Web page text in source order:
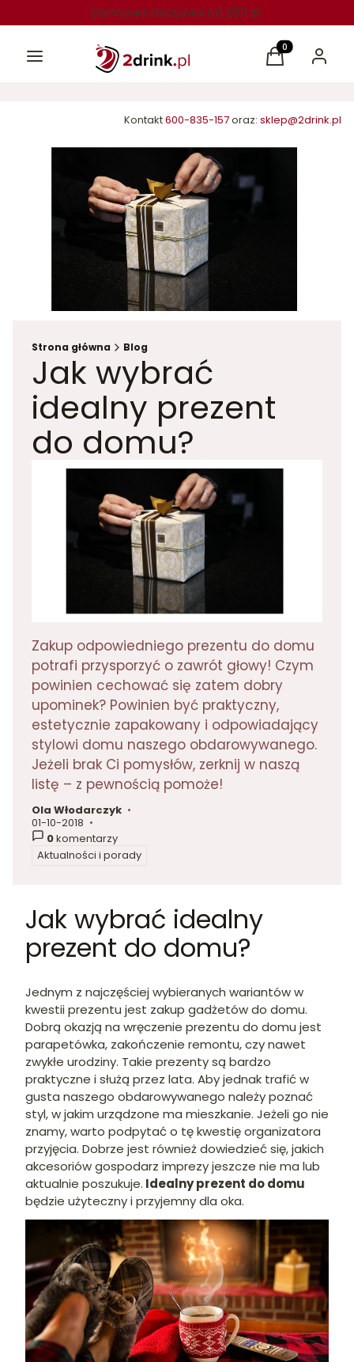
Darmowa dostawa od 250 zł
Menu Produkty w
Koszyk Zaloguj
Kontakt600-835-157oraz: sklep@2drink.pl
Strona główna Blog
Jak wybrać
idealny prezent
do domu?
Zakup odpowiedniego prezentu do domu
potrafi przysporzyć o zawrót głowy! Czym
powinien cechować się zatem dobry
upominek? Powinien być praktyczny,
estetycznie zapakowany i odpowiadający
stylowi domu naszego obdarowywanego.
Jeżeli brak Ci pomysłów, zerknij w naszą
listę – z pewnością pomoże!
autor:
Ola Włodarczyk
dodano:
01-10-2018
0komentarzy
w kategorii
Aktualności i porady
Jak wybrać idealny
prezent do domu?
Jednym z najczęściej wybieranych wariantów w
kwestii prezentu jest zakup gadżetów do domu.
Dobrą okazją na wręczenie prezentu do domu jest
parapetówka, zakończenie remontu, czy nawet
zwykłe urodziny. Takie prezenty są bardzo
praktyczne i służą przez lata. Aby jednak trafić w
gusta naszego obdarowywanego należy poznać
styl, w jakim urządzone ma mieszkanie. Jeżeli go nie
znamy, warto podpytać o tę kwestię organizatora
przyjęcia. Dobrze jest również dowiedzieć się, jakich
akcesoriów gospodarz imprezy jeszcze nie ma lub
aktualnie poszukuje. Idealny prezent do domu
będzie użyteczny i przyjemny dla oka.